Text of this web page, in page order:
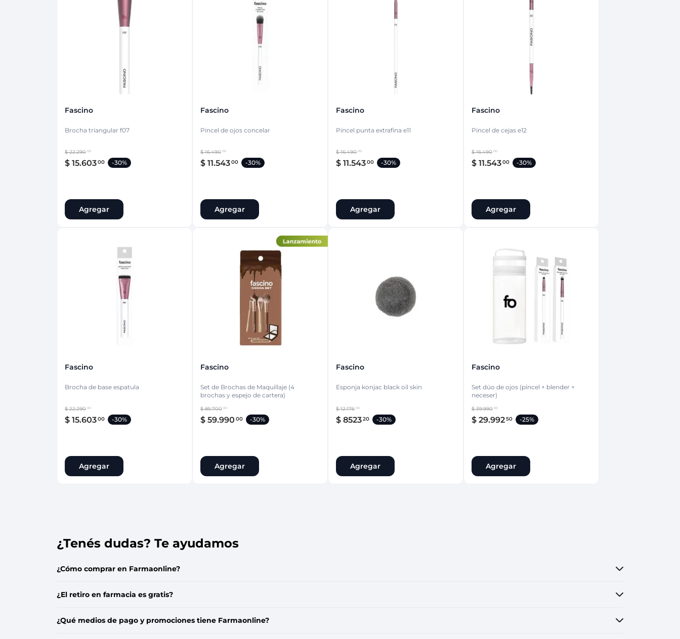
Fascino
Brocha triangular f07
$ 22.290 00
$ 15.60300 -30%
Agregar
Fascino
Pincel de ojos concelar
$ 16.490 00
$ 11.54300 -30%
Agregar
Fascino
Pincel punta extrafina e11
$ 16.490 00
$ 11.54300 -30%
Agregar
Fascino
Pincel de cejas e12
$ 16.490 00
$ 11.54300 -30%
Agregar
Fascino
Brocha de base espatula
$ 22.290 00
$ 15.60300 -30%
Agregar
Fascino
Set de Brochas de Maquillaje (4
brochas y espejo de cartera)
$ 85.700 00
$ 59.990 00 -30%
Agregar
Fascino
Esponja konjac black oil skin
$ 12.176 00
$ 852320 -30%
Agregar
Fascino
Set dúo de ojos (pincel + blender +
neceser)
$ 39.990 00
$ 29.99250 -25%
Agregar
¿Tenés dudas? Te ayudamos
¿Cómo comprar en Farmaonline?
¿El retiro en farmacia es gratis?
¿Qué medios de pago y promociones tiene Farmaonline?